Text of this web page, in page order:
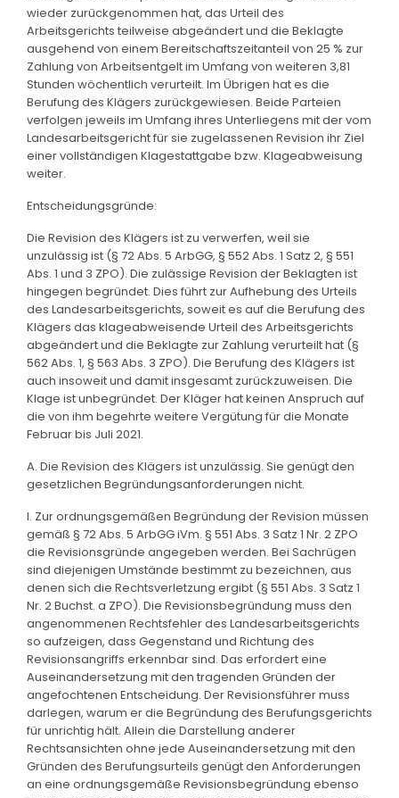
wieder zurückgenommen hat, das Urteil des
Arbeitsgerichts teilweise abgeändert und die Beklagte
ausgehend von einem Bereitschaftszeitanteil von 25 % zur
Zahlung von Arbeitsentgelt im Umfang von weiteren 3,81
Stunden wöchentlich verurteilt. Im Übrigen hat es die
Berufung des Klägers zurückgewiesen. Beide Parteien
verfolgen jeweils im Umfang ihres Unterliegens mit der vom
Landesarbeitsgericht für sie zugelassenen Revision ihr Ziel
einer vollständigen Klagestattgabe bzw. Klageabweisung
weiter.
Entscheidungsgründe:
Die Revision des Klägers ist zu verwerfen, weil sie
unzulässig ist (§ 72 Abs. 5 ArbGG, § 552 Abs. 1 Satz 2, § 551
Abs. 1 und 3 ZPO). Die zulässige Revision der Beklagten ist
hingegen begründet. Dies führt zur Aufhebung des Urteils
des Landesarbeitsgerichts, soweit es auf die Berufung des
Klägers das klageabweisende Urteil des Arbeitsgerichts
abgeändert und die Beklagte zur Zahlung verurteilt hat (§
562 Abs. 1, § 563 Abs. 3 ZPO). Die Berufung des Klägers ist
auch insoweit und damit insgesamt zurückzuweisen. Die
Klage ist unbegründet. Der Kläger hat keinen Anspruch auf
die von ihm begehrte weitere Vergütung für die Monate
Februar bis Juli 2021.
A. Die Revision des Klägers ist unzulässig. Sie genügt den
gesetzlichen Begründungsanforderungen nicht.
I. Zur ordnungsgemäßen Begründung der Revision müssen
gemäß § 72 Abs. 5 ArbGG iVm. § 551 Abs. 3 Satz 1 Nr. 2 ZPO
die Revisionsgründe angegeben werden. Bei Sachrügen
sind diejenigen Umstände bestimmt zu bezeichnen, aus
denen sich die Rechtsverletzung ergibt (§ 551 Abs. 3 Satz 1
Nr. 2 Buchst. a ZPO). Die Revisionsbegründung muss den
angenommenen Rechtsfehler des Landesarbeitsgerichts
so aufzeigen, dass Gegenstand und Richtung des
Revisionsangriffs erkennbar sind. Das erfordert eine
Auseinandersetzung mit den tragenden Gründen der
angefochtenen Entscheidung. Der Revisionsführer muss
darlegen, warum er die Begründung des Berufungsgerichts
für unrichtig hält. Allein die Darstellung anderer
Rechtsansichten ohne jede Auseinandersetzung mit den
Gründen des Berufungsurteils genügt den Anforderungen
an eine ordnungsgemäße Revisionsbegründung ebenso